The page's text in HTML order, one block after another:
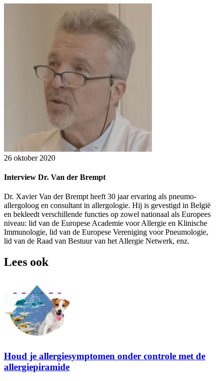
26 oktober 2020
Interview Dr. Van der Brempt
Dr. Xavier Van der Brempt heeft 30 jaar ervaring als pneumo-
allergoloog en consultant in allergologie. Hij is gevestigd in België
en bekleedt verschillende functies op zowel nationaal als Europees
niveau: lid van de Europese Academie voor Allergie en Klinische
Immunologie, lid van de Europese Vereniging voor Pneumologie,
lid van de Raad van Bestuur van het Allergie Netwerk, enz.
Lees ook
Houd je allergiesymptomen onder controle met de
allergiepiramide